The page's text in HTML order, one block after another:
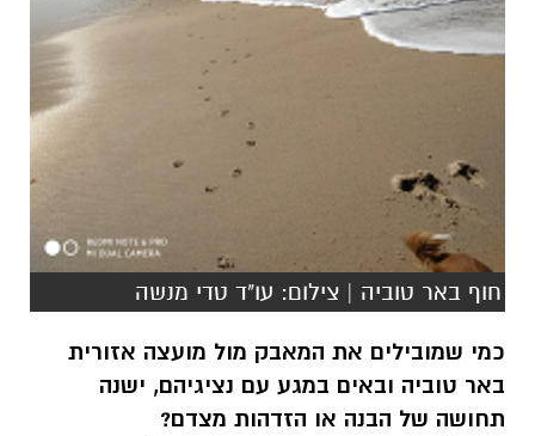
חוף באר טוביה | צילום: עו"ד טדי מנשה
כמי שמובילים את המאבק מול מועצה אזורית
באר טוביה ובאים במגע עם נציגיהם, ישנה
תחושה של הבנה או הזדהות מצדם?